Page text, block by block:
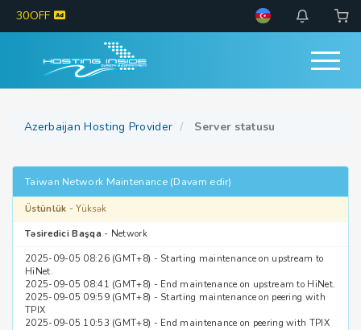
30OFF
Azerbaijan Hosting Provider Server statusu
Taiwan Network Maintenance (Davam edir)
Üstünlük - Yüksək
Təsiredici Başqa - Network
2025-09-05 08:26 (GMT+8) - Starting maintenance on upstream to
HiNet.
2025-09-05 08:41 (GMT+8) - End maintenance on upstream to HiNet.
2025-09-05 09:59 (GMT+8) - Starting maintenance on peering with
TPIX
2025-09-05 10:53 (GMT+8) - End maintenance on peering with TPIX